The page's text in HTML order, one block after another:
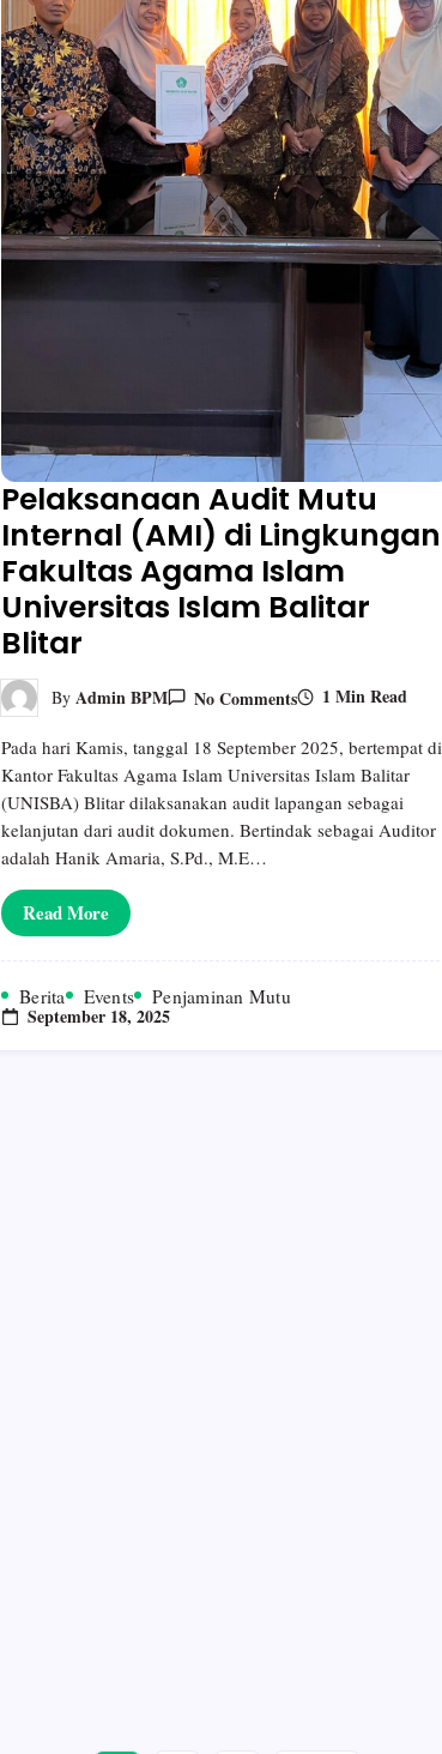
Pelaksanaan Audit Mutu
Internal (AMI) di Lingkungan
Fakultas Agama Islam
Universitas Islam Balitar
Blitar
By Admin BPM No CommentsOn
Pelaksanaan
Mutu
Internal
(AMI)
Di
Lingkungan
Fakultas
1 Min Read
Pada hari Kamis, tanggal 18 September 2025, bertempat di
Kantor Fakultas Agama Islam Universitas Islam Balitar
(UNISBA) Blitar dilaksanakan audit lapangan sebagai
kelanjutan dari audit dokumen. Bertindak sebagai Auditor
adalah Hanik Amaria, S.Pd., M.E…
Read More
Berita Events Penjaminan Mutu
September 18, 2025